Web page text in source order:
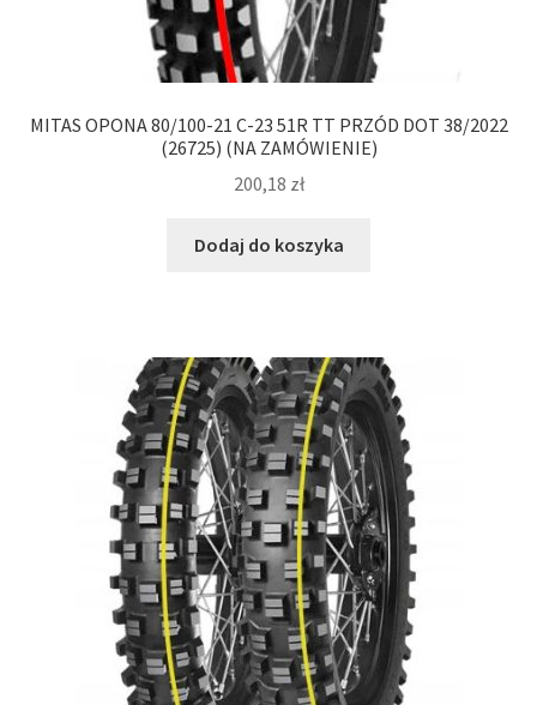
MITAS OPONA 80/100-21 C-23 51R TT PRZÓD DOT 38/2022
(26725) (NA ZAMÓWIENIE)
200,18 zł
Dodaj do koszyka